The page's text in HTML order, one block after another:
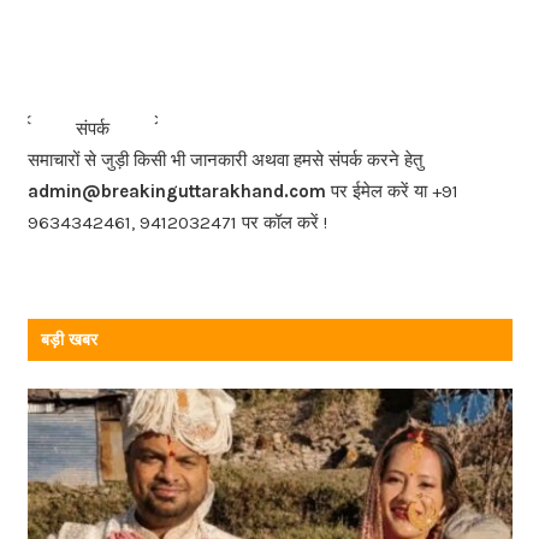
b
o
o
k
<<< संपर्क
>>>
समाचारों से जुड़ी किसी भी जानकारी अथवा हमसे संपर्क करने हेतु
admin@breakinguttarakhand.com पर ईमेल करें या +91
9634342461, 9412032471 पर कॉल करें !
बड़ी खबर